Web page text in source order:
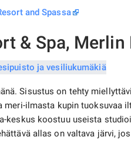
and Spassa
& Spa, Merlin
Sisustus on tehty
ilmasta kupin tuoksuvaa
keskus koostuu useista
allas on valtava järvi,